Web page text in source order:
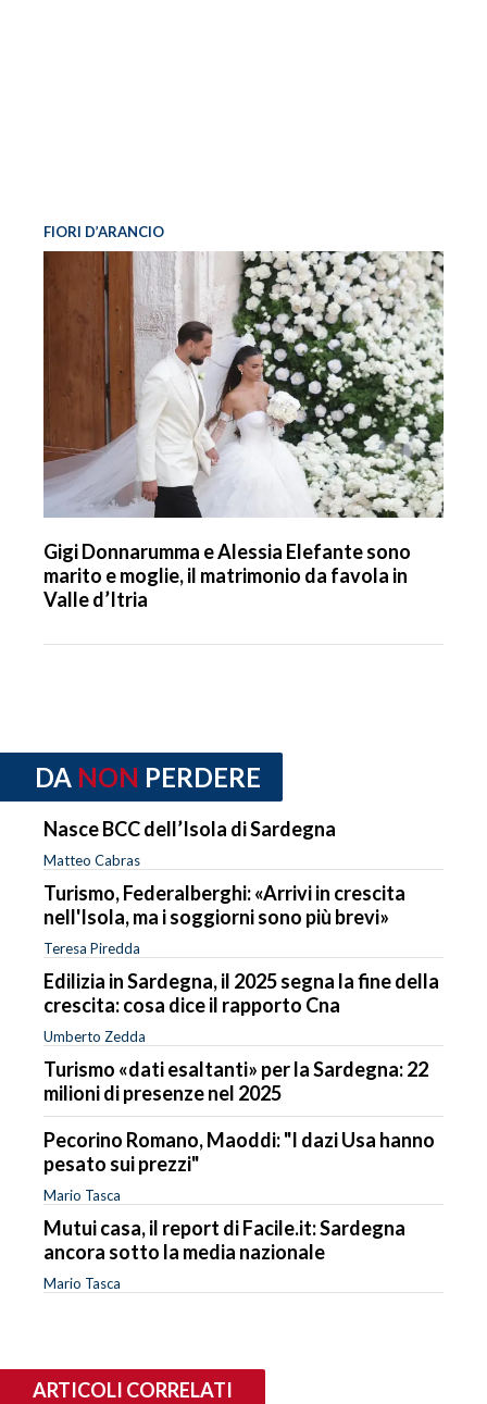
FIORI D’ARANCIO
Gigi Donnarumma e Alessia Elefante sono
marito e moglie, il matrimonio da favola in
Valle d’Itria
DA NON PERDERE
Nasce BCC dell’Isola di Sardegna
Matteo Cabras
Turismo, Federalberghi: «Arrivi in crescita
nell'Isola, ma i soggiorni sono più brevi»
Teresa Piredda
Edilizia in Sardegna, il 2025 segna la fine della
crescita: cosa dice il rapporto Cna
Umberto Zedda
Turismo «dati esaltanti» per la Sardegna: 22
milioni di presenze nel 2025
Pecorino Romano, Maoddi: "I dazi Usa hanno
pesato sui prezzi"
Mario Tasca
Mutui casa, il report di Facile.it: Sardegna
ancora sotto la media nazionale
Mario Tasca
ARTICOLI CORRELATI